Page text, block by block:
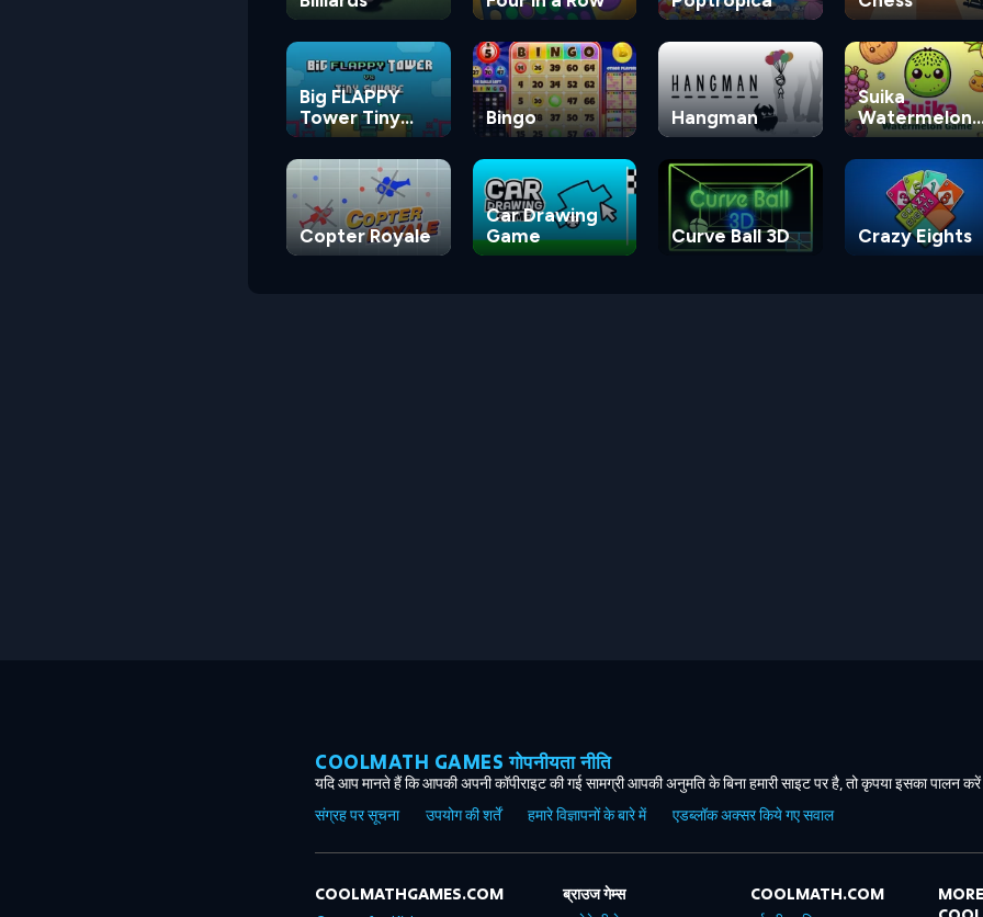
Big FLAPPY
Tower Tiny
Square
Bingo Hangman
Suika
Watermelon
Game
Copter Royale
Car Drawing
Game
Curve Ball 3D Crazy Eights
COOLMATH GAMES गोपनीयता नीति
यदि आप मानते हैं कि आपकी अपनी कॉपीराइट की गई सामग्री आपकी अनुमति के बिना हमारी साइट पर है, तो कृपया इसका पालन करें
संग्रह पर सूचना
उपयोग की शर्तें हमारे विज्ञापनों के बारे में एडब्लॉक अक्सर किये गए सवाल
COOLMATHGAMES.COM ब्राउज गेम्स COOLMATH.COM